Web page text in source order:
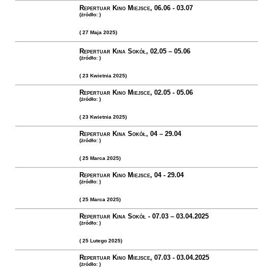
Repertuar Kino Miejsce, 06.06 - 03.07
(żródło: )
( 27 Maja 2025)
Repertuar Kina Sokół, 02.05 – 05.06
(żródło: )
( 23 Kwietnia 2025)
Repertuar Kino Miejsce, 02.05 - 05.06
(żródło: )
( 23 Kwietnia 2025)
Repertuar Kina Sokół, 04 – 29.04
(żródło: )
( 25 Marca 2025)
Repertuar Kino Miejsce, 04 - 29.04
(żródło: )
( 25 Marca 2025)
Repertuar Kina Sokół - 07.03 – 03.04.2025
(żródło: )
( 25 Lutego 2025)
Repertuar Kino Miejsce, 07.03 - 03.04.2025
(żródło: )